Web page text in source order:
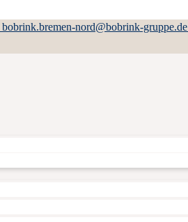
bobrink.bremen-nord@bobrink-gruppe.de